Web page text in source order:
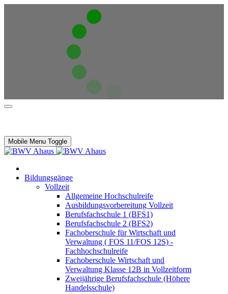
Mobile Menu Toggle
Bildungsgänge
Vollzeit
Allgemeine Hochschulreife
Ausbildungsvorbereitung Vollzeit
Berufsfachschule 1 (BFS1)
Berufsfachschule 2 (BFS2)
Fachoberschule für Wirtschaft und
Verwaltung ( FOS 11/FOS 12S) -
Fachhochschulreife
Fachoberschule Wirtschaft und
Verwaltung Klasse 12B in Vollzeitform
Zweijährige Berufsfachschule (Höhere
Handelsschule)